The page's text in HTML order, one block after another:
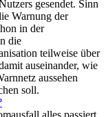
gesendet. Sinn
Warnung der
in der
die
teilweise über
auseinander, wie
aussehen
soll.
alles passiert.